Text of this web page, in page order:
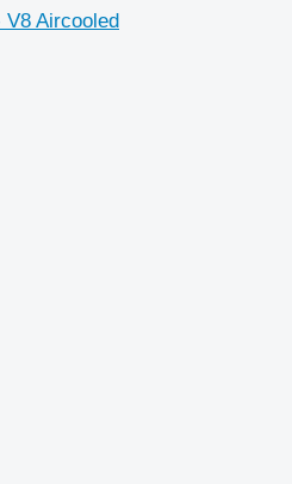
V8 Aircooled